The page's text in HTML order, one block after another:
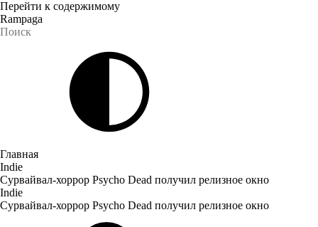
Перейти к содержимому
Rampaga
Главная
Indie
Сурвайвал-хоррор Psycho Dead получил релизное окно
Indie
Сурвайвал-хоррор Psycho Dead получил релизное окно